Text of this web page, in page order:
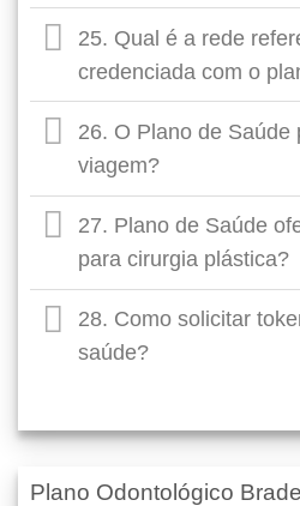
25. Qual é a rede
credenciada com o
26. O Plano de Saúde
viagem?
27. Plano de Saúde
para cirurgia plástica?
28. Como solicitar
saúde?
Plano Odontológico